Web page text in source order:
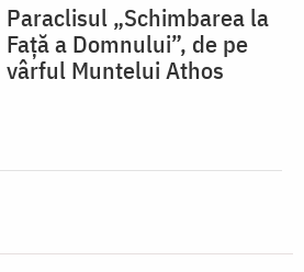
Paraclisul „Schimbarea la
Față a Domnului”, de pe
vârful Muntelui Athos